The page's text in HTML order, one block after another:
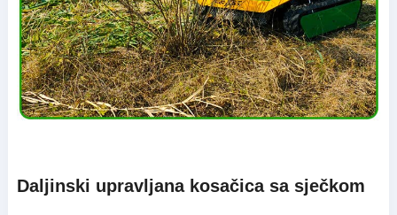
Daljinski upravljana kosačica sa sječkom